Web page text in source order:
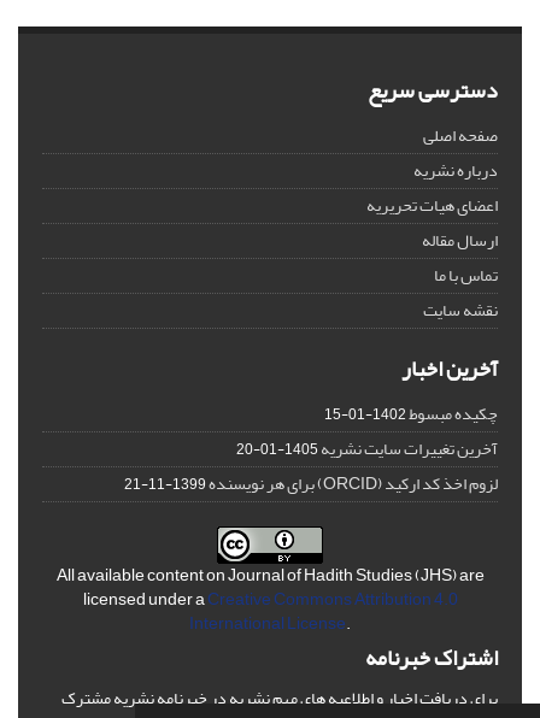
دسترسی سریع
صفحه اصلی
درباره نشریه
اعضای هیات تحریریه
ارسال مقاله
تماس با ما
نقشه سایت
آخرین اخبار
چکیده مبسوط1402-01-15
آخرین تغییرات سایت نشریه1405-01-20
لزوم اخذ کد ارکید (ORCID) برای هر نویسنده 1399-11-21
All available content on Journal of Hadith Studies (JHS) are
licensed under aCreative Commons Attribution 4.0
International License.
اشتراک خبرنامه
برای دریافت اخبار و اطلاعیه های مهم نشریه در خبرنامه نشریه مشترک